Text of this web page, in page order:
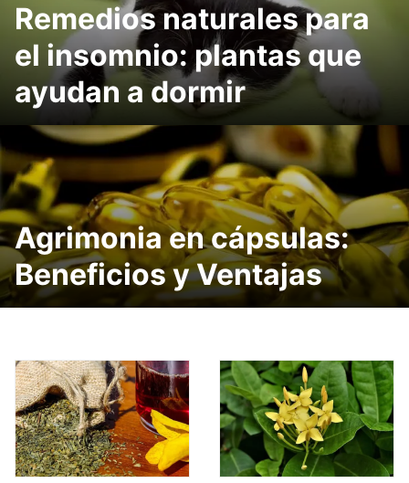
Remedios naturales para
el insomnio: plantas que
ayudan a dormir
Agrimonia en cápsulas:
Beneficios y Ventajas